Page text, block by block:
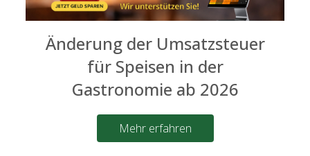
Änderung der Umsatzsteuer
für Speisen in der
Gastronomie ab 2026
Mehr erfahren